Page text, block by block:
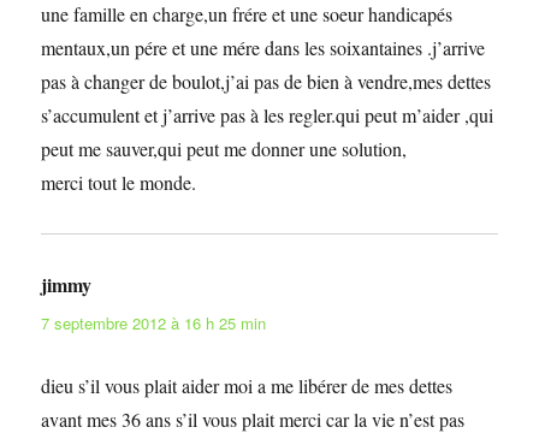
une famille en charge,un frére et une soeur handicapés
mentaux,un pére et une mére dans les soixantaines .j’arrive
pas à changer de boulot,j’ai pas de bien à vendre,mes dettes
s’accumulent et j’arrive pas à les regler.qui peut m’aider ,qui
peut me sauver,qui peut me donner une solution,
merci tout le monde.
jimmy
7 septembre 2012 à 16 h 25 min
dieu s’il vous plait aider moi a me libérer de mes dettes
avant mes 36 ans s’il vous plait merci car la vie n’est pas